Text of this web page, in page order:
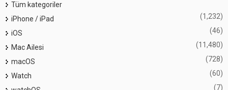
Tüm kategoriler
iPhone / iPad
(1,232)
iOS (46)
Mac Ailesi (11,480)
macOS (728)
Watch (60)
(7)